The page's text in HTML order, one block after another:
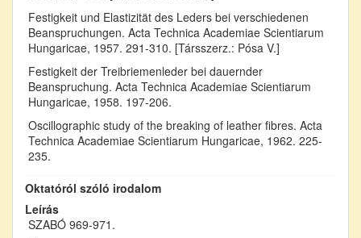
Festigkeit und Elastizität des Leders bei verschiedenen
Beanspruchungen. Acta Technica Academiae Scientiarum
Hungaricae, 1957. 291-310. [Társszerz.: Pósa V.]
Festigkeit der Treibriemenleder bei dauernder
Beanspruchung. Acta Technica Academiae Scientiarum
Hungaricae, 1958. 197-206.
Oscillographic study of the breaking of leather fibres. Acta
Technica Academiae Scientiarum Hungaricae, 1962. 225-
235.
Oktatóról szóló irodalom
Leírás
SZABÓ 969-971.